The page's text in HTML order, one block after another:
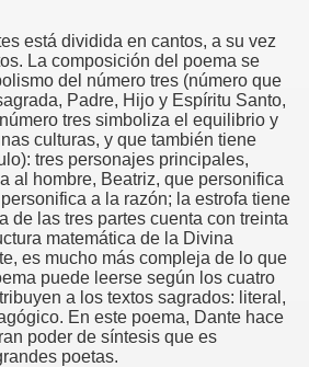
está dividida en cantos, a su vez
La composición del poema se
del número tres (número que
Padre, Hijo y Espíritu Santo,
tres simboliza el equilibrio y
culturas, y que también tiene
tres personajes principales,
al hombre, Beatriz, que personifica
a la razón; la estrofa tiene
de las tres partes cuenta con treinta
matemática de la Divina
es mucho más compleja de lo que
puede leerse según los cuatro
a los textos sagrados: literal,
En este poema, Dante hace
poder de síntesis que es
poetas.